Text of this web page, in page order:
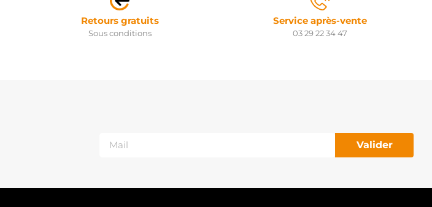
Retours gratuits
Sous conditions
Service après-vente
03 29 22 34 47
Valider